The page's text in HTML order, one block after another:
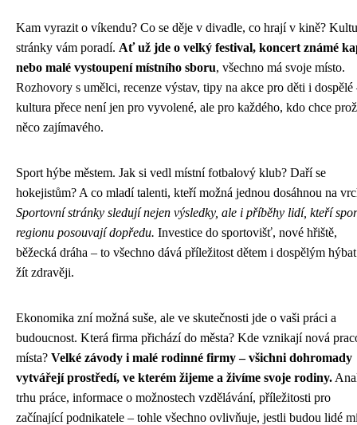
Kam vyrazit o víkendu? Co se děje v divadle, co hrají v kině?
stránky vám poradí. Ať už jde o velký festival, koncert známé
nebo malé vystoupení místního sboru, všechno má svoje místo.
Rozhovory s umělci, recenze výstav, tipy na akce pro děti i dospělé
kultura přece není jen pro vyvolené, ale pro každého, kdo chce
něco zajímavého.
Sport hýbe městem. Jak si vedl místní fotbalový klub? Daří se
hokejistům? A co mladí talenti, kteří možná jednou dosáhnou na
Sportovní stránky sledují nejen výsledky, ale i příběhy lidí, kteří
regionu posouvají dopředu. Investice do sportovišť, nové hřiště,
běžecká dráha – to všechno dává příležitost dětem i dospělým hýbat
žít zdravěji.
Ekonomika zní možná suše, ale ve skutečnosti jde o vaši práci a
budoucnost. Která firma přichází do města? Kde vznikají nová
místa? Velké závody i malé rodinné firmy – všichni dohromady
vytvářejí prostředí, ve kterém žijeme a živíme svoje rodiny.
trhu práce, informace o možnostech vzdělávání, příležitosti pro
začínající podnikatele – tohle všechno ovlivňuje, jestli budou lidé